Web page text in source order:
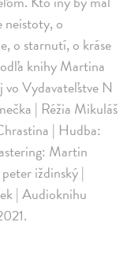
neistoty, o
o starnutí, o kráse
knihy Martina
vo Vydavateľstve N
| Réžia Mikuláš
| Hudba:
Martin
iždinský |
| Audioknihu